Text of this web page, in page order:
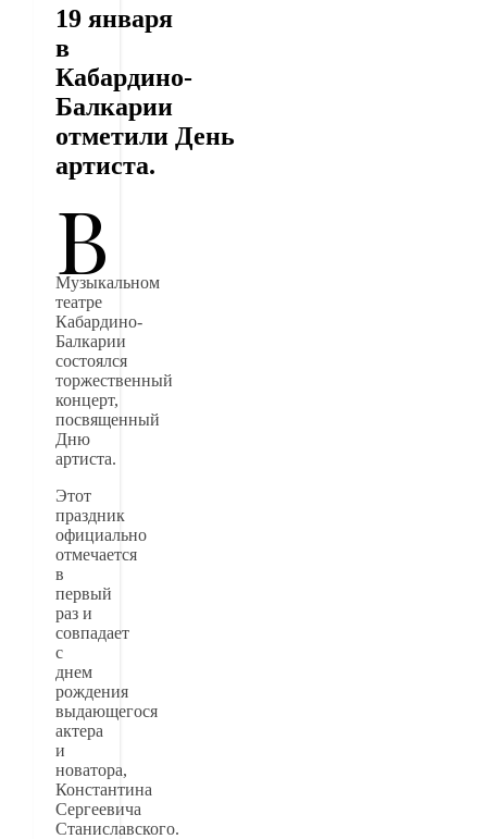
19 января
в
Кабардино-
Балкарии
отметили День
артиста.
В
Музыкальном
театре
Кабардино-
Балкарии
состоялся
торжественный
концерт,
посвященный
Дню
артиста.
Этот
праздник
официально
отмечается
в
первый
раз и
совпадает
с
днем
рождения
выдающегося
актера
и
новатора,
Константина
Сергеевича
Станиславского.